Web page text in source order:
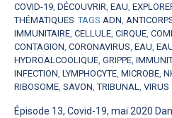
COVID-19, DÉCOUVRIR, EAU,
THÉMATIQUES TAGS ADN,
IMMUNITAIRE, CELLULE, CIRQUE,
CONTAGION, CORONAVIRUS, EAU,
HYDROALCOOLIQUE, GRIPPE,
INFECTION, LYMPHOCYTE, MICROBE,
RIBOSOME, SAVON,TRIBUNAL, VIRUS
Épisode 13, Covid-19, mai 2020